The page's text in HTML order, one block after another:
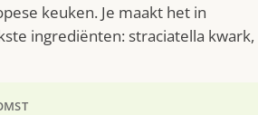
keuken. Je maakt het in
ingrediënten: straciatella kwark,